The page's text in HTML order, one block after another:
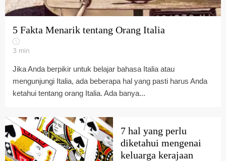
5 Fakta Menarik tentang Orang Italia
3 min
Jika Anda berpikir untuk belajar bahasa Italia atau
mengunjungi Italia, ada beberapa hal yang pasti harus Anda
ketahui tentang orang Italia. Ada banya...
7 hal yang perlu
diketahui mengenai
keluarga kerajaan